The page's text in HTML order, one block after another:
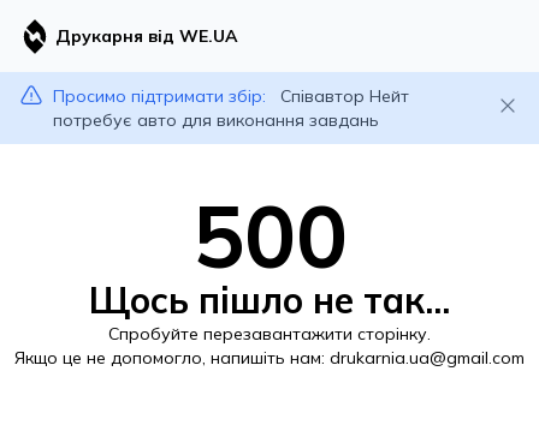
Друкарня від WE.UA
Просимо підтримати збір:
Співавтор Нейт
потребує авто для виконання завдань
500
Щось пішло не так...
Спробуйте перезавантажити сторінку.
Якщо це не допомогло, напишіть нам: drukarnia.ua@gmail.com